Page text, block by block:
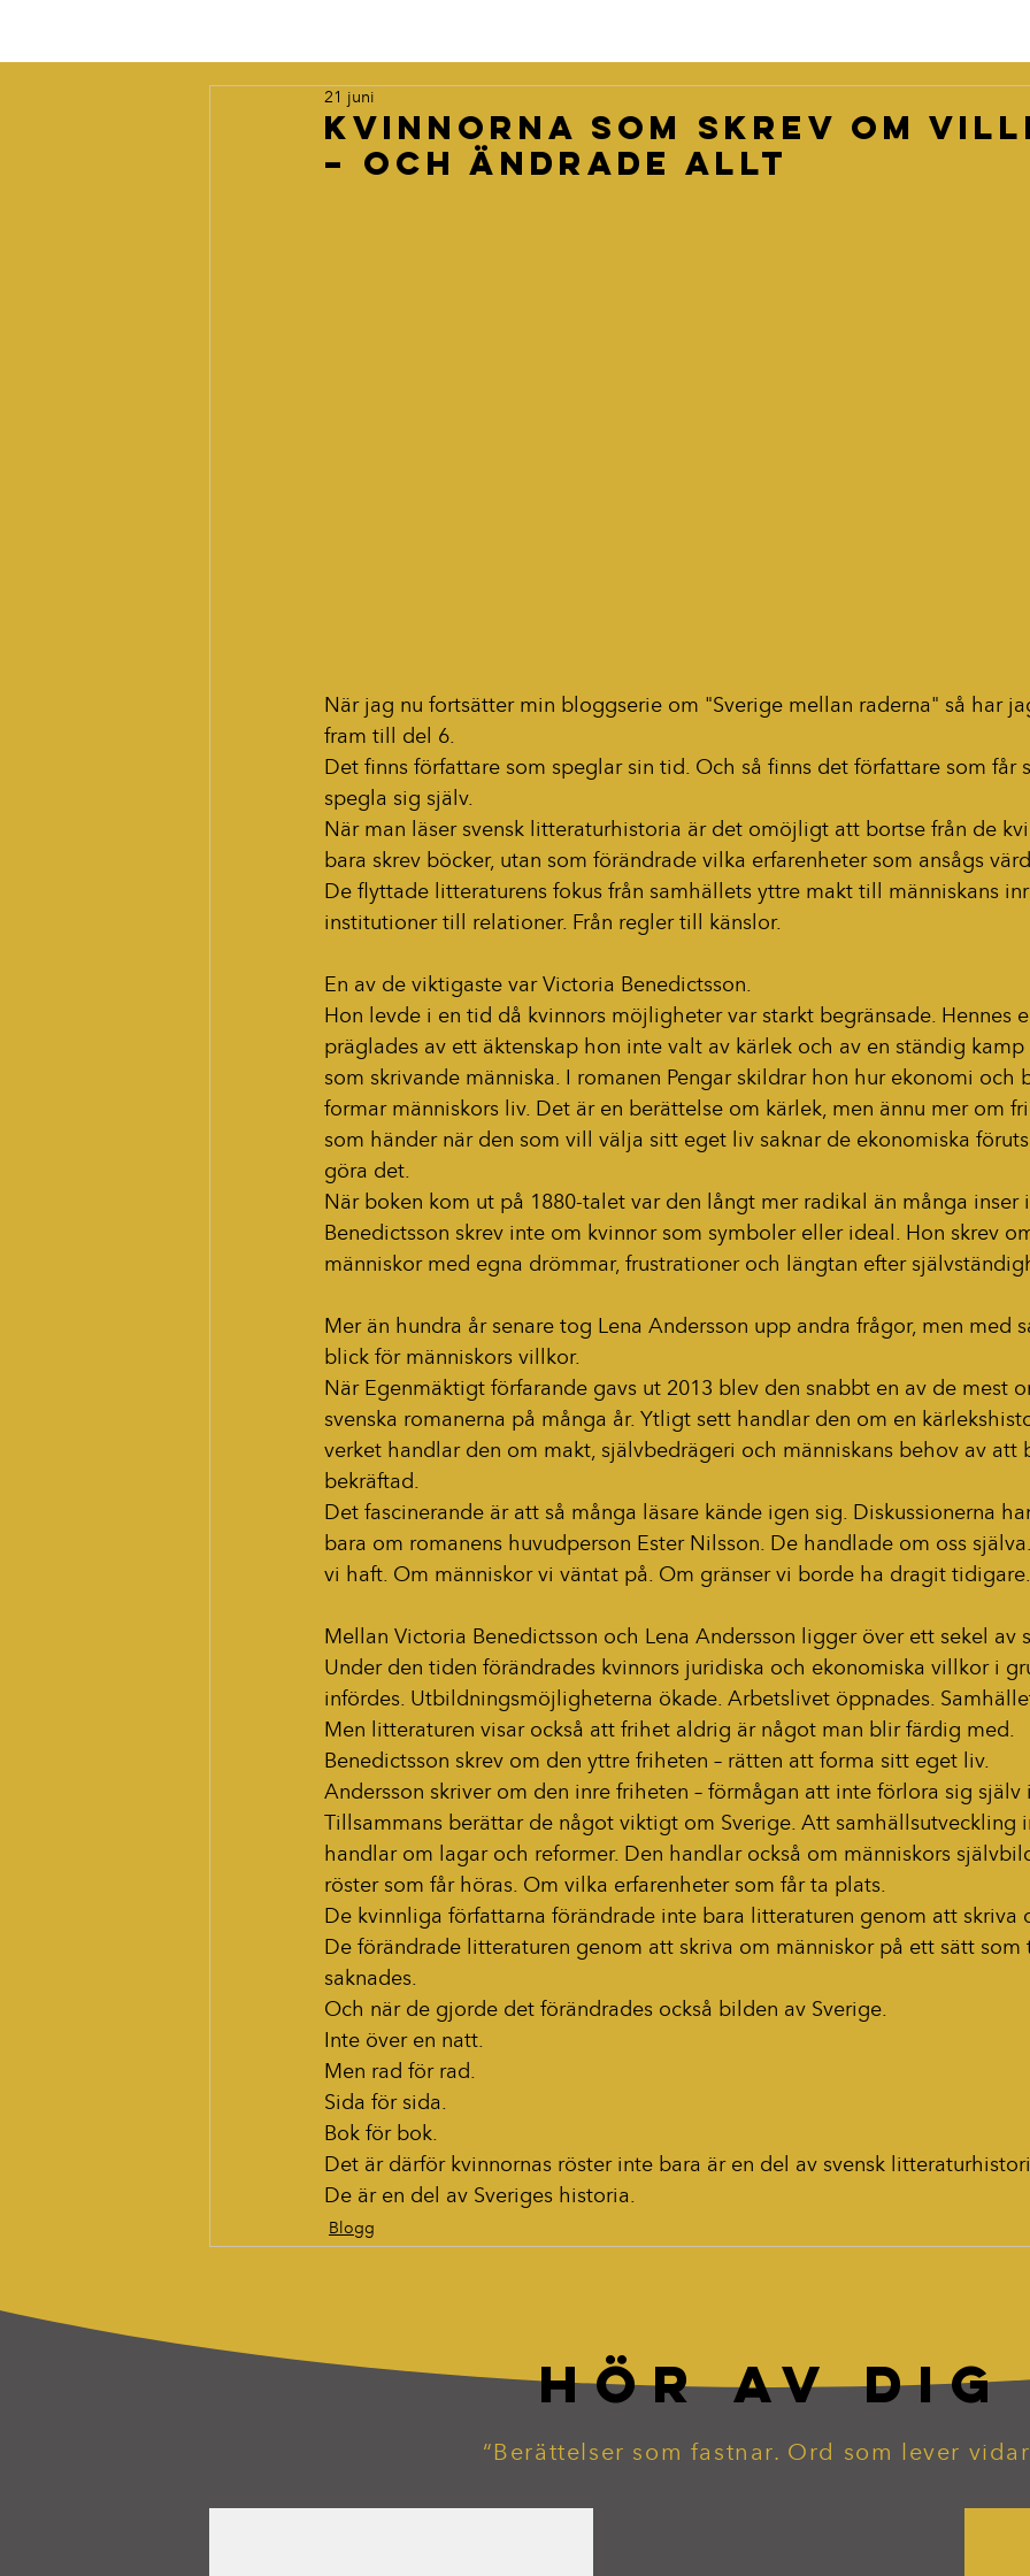
Kvinnorna som skrev om
– och ändrade allt
21 juni
När jag nu fortsätter min bloggserie om "Sverige mellan raderna" så har
fram till del 6.
Det finns författare som speglar sin tid. Och så finns det författare som får
spegla sig själv.
När man läser svensk litteraturhistoria är det omöjligt att bortse från de
bara skrev böcker, utan som förändrade vilka erfarenheter som ansågs
De flyttade litteraturens fokus från samhällets yttre makt till människans
institutioner till relationer. Från regler till känslor.
En av de viktigaste var Victoria Benedictsson.
Hon levde i en tid då kvinnors möjligheter var starkt begränsade. Hennes
präglades av ett äktenskap hon inte valt av kärlek och av en ständig kamp
som skrivande människa. I romanen Pengar skildrar hon hur ekonomi och
formar människors liv. Det är en berättelse om kärlek, men ännu mer om
som händer när den som vill välja sitt eget liv saknar de ekonomiska
göra det.
När boken kom ut på 1880-talet var den långt mer radikal än många inser
Benedictsson skrev inte om kvinnor som symboler eller ideal. Hon skrev
människor med egna drömmar, frustrationer och längtan efter
Mer än hundra år senare tog Lena Andersson upp andra frågor, men med
blick för människors villkor.
När Egenmäktigt förfarande gavs ut 2013 blev den snabbt en av de mest
svenska romanerna på många år. Ytligt sett handlar den om en
verket handlar den om makt, självbedrägeri och människans behov av att
bekräftad.
Det fascinerande är att så många läsare kände igen sig. Diskussionerna
bara om romanens huvudperson Ester Nilsson. De handlade om oss
vi haft. Om människor vi väntat på. Om gränser vi borde ha dragit tidigare.
Mellan Victoria Benedictsson och Lena Andersson ligger över ett sekel av
Under den tiden förändrades kvinnors juridiska och ekonomiska villkor i
infördes. Utbildningsmöjligheterna ökade. Arbetslivet öppnades.
Men litteraturen visar också att frihet aldrig är något man blir färdig med.
Benedictsson skrev om den yttre friheten – rätten att forma sitt eget liv.
Andersson skriver om den inre friheten – förmågan att inte förlora sig själv
Tillsammans berättar de något viktigt om Sverige. Att samhällsutveckling
handlar om lagar och reformer. Den handlar också om människors
röster som får höras. Om vilka erfarenheter som får ta plats.
De kvinnliga författarna förändrade inte bara litteraturen genom att skriva
De förändrade litteraturen genom att skriva om människor på ett sätt som
saknades.
Och när de gjorde det förändrades också bilden av Sverige.
Inte över en natt.
Men rad för rad.
Sida för sida.
Bok för bok.
Det är därför kvinnornas röster inte bara är en del av svensk
De är en del av Sveriges historia.
Blogg
HÖR AV DIG
“Berättelser som fastnar. Ord som lever